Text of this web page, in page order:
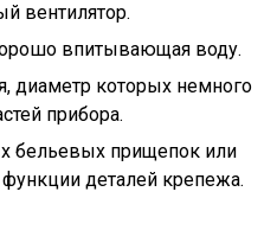
вентилятор.
впитывающая воду.
диаметр которых немного
прибора.
бельевых прищепок или
деталей крепежа.